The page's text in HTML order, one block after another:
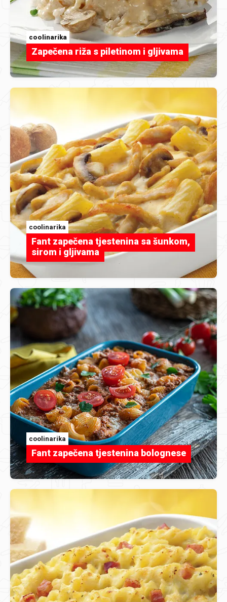
coolinarika
Zapečena riža s piletinom i gljivama
coolinarika
Fant zapečena tjestenina sa šunkom,
sirom i gljivama
coolinarika
Fant zapečena tjestenina bolognese